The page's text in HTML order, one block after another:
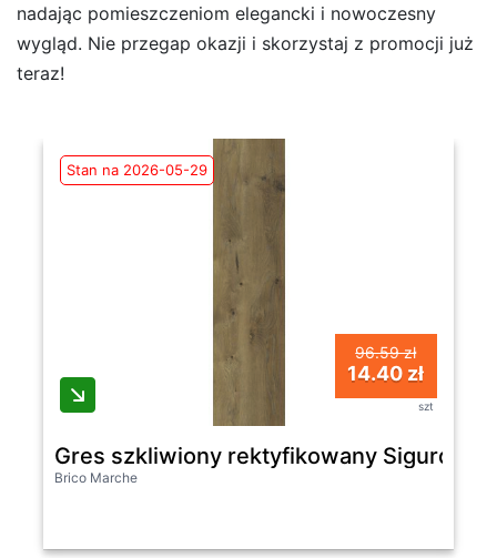
nadając pomieszczeniom elegancki i nowoczesny
wygląd. Nie przegap okazji i skorzystaj z promocji już
teraz!
Stan na 2026-05-29
96.59 zł
14.40 zł
szt
Gres szkliwiony rektyfikowany Sigurd
Brico Marche